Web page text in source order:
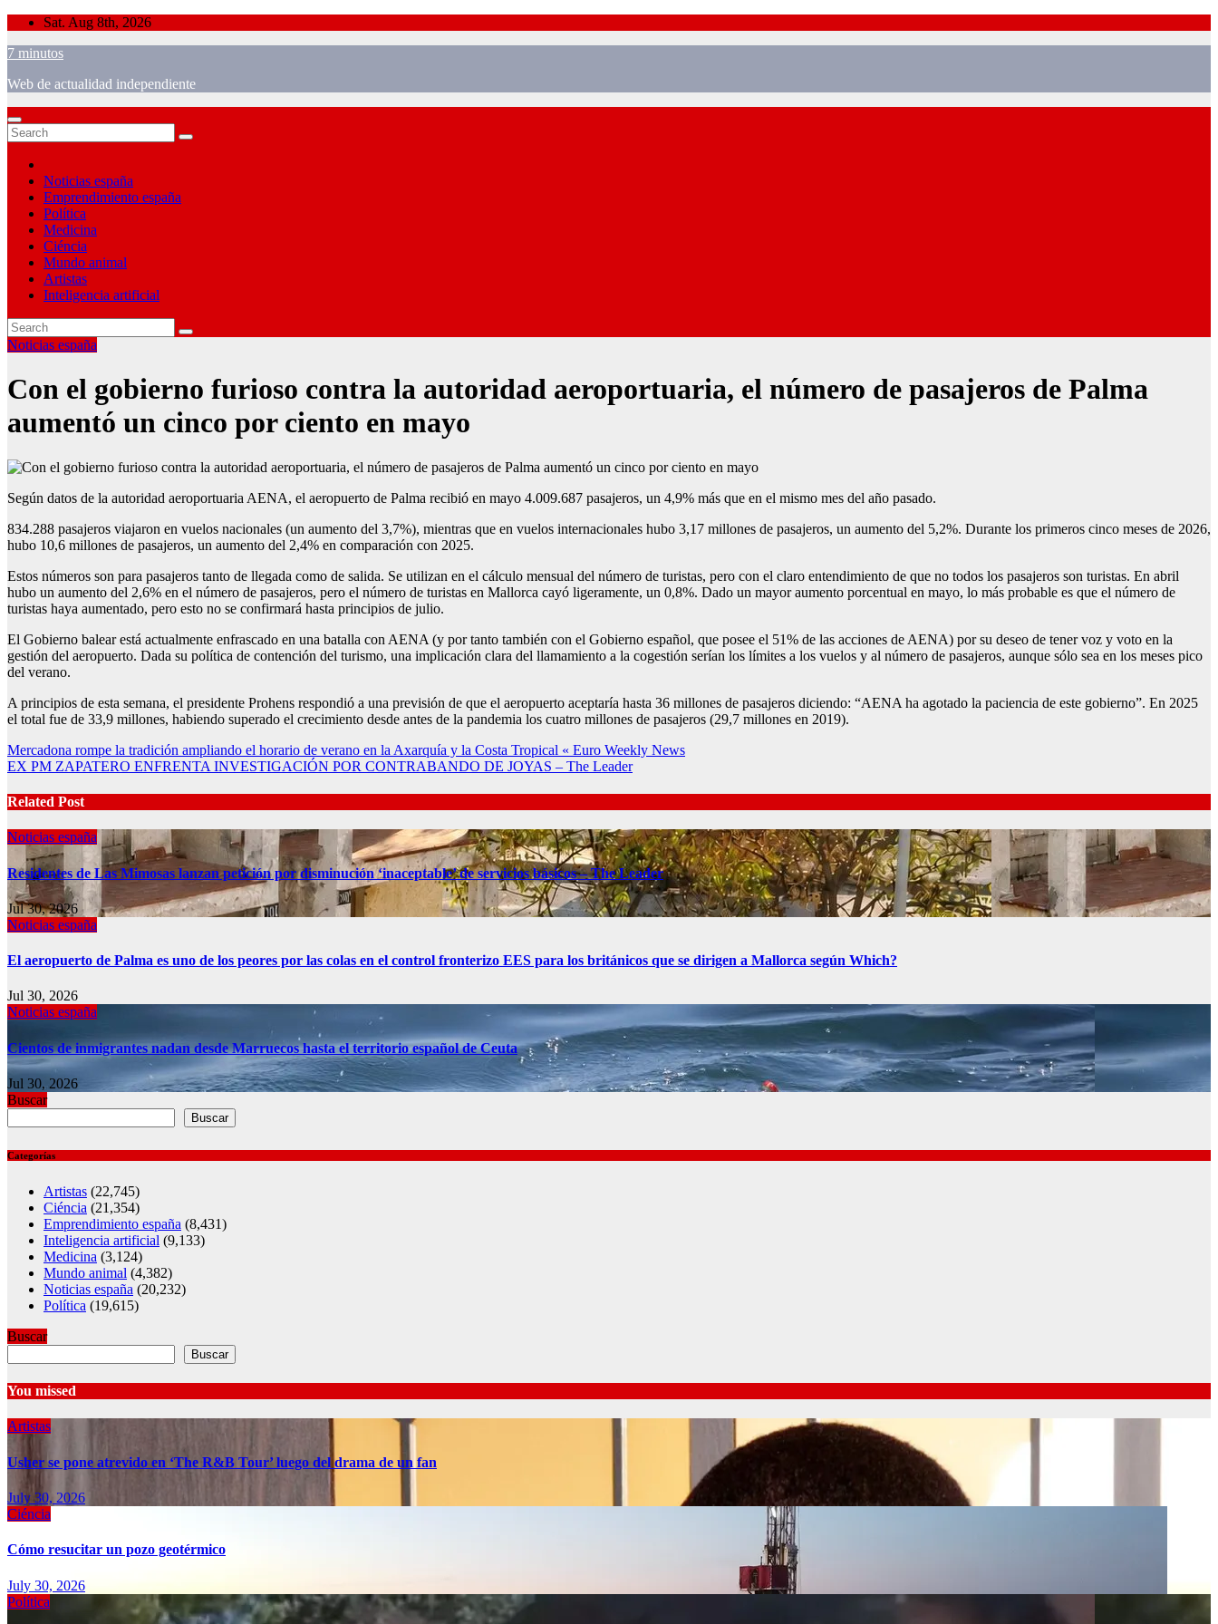
Skip
content
Sat. Aug 8th, 2026
7 minutos
Web de actualidad independiente
Noticias españa
Emprendimiento españa
Política
Medicina
Ciéncia
Mundo animal
Artistas
Inteligencia artificial
Noticias españa
Con el gobierno furioso contra la autoridad aeroportuaria, el número de pasajeros de Palma
aumentó un cinco por ciento en mayo
Según datos de la autoridad aeroportuaria AENA, el aeropuerto de Palma recibió en mayo 4.009.687 pasajeros, un 4,9% más que en el mismo mes del año pasado.
834.288 pasajeros viajaron en vuelos nacionales (un aumento del 3,7%), mientras que en vuelos internacionales hubo 3,17 millones de pasajeros, un aumento del 5,2%. Durante los primeros cinco meses de 2026,
hubo 10,6 millones de pasajeros, un aumento del 2,4% en comparación con 2025.
Estos números son para pasajeros tanto de llegada como de salida. Se utilizan en el cálculo mensual del número de turistas, pero con el claro entendimiento de que no todos los pasajeros son turistas. En abril
hubo un aumento del 2,6% en el número de pasajeros, pero el número de turistas en Mallorca cayó ligeramente, un 0,8%. Dado un mayor aumento porcentual en mayo, lo más probable es que el número de
turistas haya aumentado, pero esto no se confirmará hasta principios de julio.
El Gobierno balear está actualmente enfrascado en una batalla con AENA (y por tanto también con el Gobierno español, que posee el 51% de las acciones de AENA) por su deseo de tener voz y voto en la
gestión del aeropuerto. Dada su política de contención del turismo, una implicación clara del llamamiento a la cogestión serían los límites a los vuelos y al número de pasajeros, aunque sólo sea en los meses pico
del verano.
A principios de esta semana, el presidente Prohens respondió a una previsión de que el aeropuerto aceptaría hasta 36 millones de pasajeros diciendo: “AENA ha agotado la paciencia de este gobierno”. En 2025
el total fue de 33,9 millones, habiendo superado el crecimiento desde antes de la pandemia los cuatro millones de pasajeros (29,7 millones en 2019).
Post
navigation
Mercadona rompe la tradición ampliando el horario de verano en la Axarquía y la Costa Tropical « Euro Weekly News
EX PM ZAPATERO ENFRENTA INVESTIGACIÓN POR CONTRABANDO DE JOYAS – The Leader
Related Post
Noticias españa
Residentes de Las Mimosas lanzan petición por disminución ‘inaceptable’ de servicios básicos – The Leader
Jul 30, 2026
Noticias españa
El aeropuerto de Palma es uno de los peores por las colas en el control fronterizo EES para los británicos que se dirigen a Mallorca según Which?
Jul 30, 2026
Noticias españa
Cientos de inmigrantes nadan desde Marruecos hasta el territorio español de Ceuta
Jul 30, 2026
Buscar
Buscar
Categorías
Artistas (22,745)
Ciéncia (21,354)
Emprendimiento españa (8,431)
Inteligencia artificial (9,133)
Medicina (3,124)
Mundo animal (4,382)
Noticias españa (20,232)
Política (19,615)
Buscar
Buscar
You missed
Artistas
Usher se pone atrevido en ‘The R&B Tour’ luego del drama de un fan
July 30, 2026
Ciéncia
Cómo resucitar un pozo geotérmico
July 30, 2026
Política